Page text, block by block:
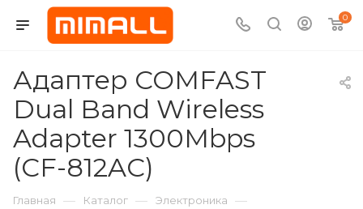
0
Адаптер COMFAST
Dual Band Wireless
Adapter 1300Mbps
(CF-812AC)
Главная — Каталог — Электроника —